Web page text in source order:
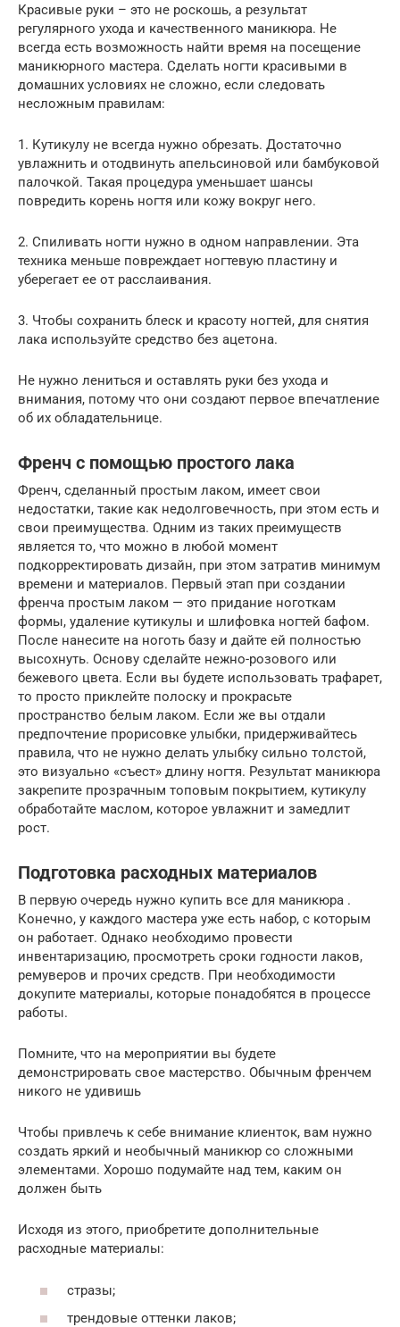
Красивые руки – это не роскошь, а результат
регулярного ухода и качественного маникюра. Не
всегда есть возможность найти время на посещение
маникюрного мастера. Сделать ногти красивыми в
домашних условиях не сложно, если следовать
несложным правилам:
1. Кутикулу не всегда нужно обрезать. Достаточно
увлажнить и отодвинуть апельсиновой или бамбуковой
палочкой. Такая процедура уменьшает шансы
повредить корень ногтя или кожу вокруг него.
2. Спиливать ногти нужно в одном направлении. Эта
техника меньше повреждает ногтевую пластину и
уберегает ее от расслаивания.
3. Чтобы сохранить блеск и красоту ногтей, для снятия
лака используйте средство без ацетона.
Не нужно лениться и оставлять руки без ухода и
внимания, потому что они создают первое впечатление
об их обладательнице.
Френч с помощью простого лака
Френч, сделанный простым лаком, имеет свои
недостатки, такие как недолговечность, при этом есть и
свои преимущества. Одним из таких преимуществ
является то, что можно в любой момент
подкорректировать дизайн, при этом затратив минимум
времени и материалов. Первый этап при создании
френча простым лаком — это придание ноготкам
формы, удаление кутикулы и шлифовка ногтей бафом.
После нанесите на ноготь базу и дайте ей полностью
высохнуть. Основу сделайте нежно-розового или
бежевого цвета. Если вы будете использовать трафарет,
то просто приклейте полоску и прокрасьте
пространство белым лаком. Если же вы отдали
предпочтение прорисовке улыбки, придерживайтесь
правила, что не нужно делать улыбку сильно толстой,
это визуально «съест» длину ногтя. Результат маникюра
закрепите прозрачным топовым покрытием, кутикулу
обработайте маслом, которое увлажнит и замедлит
рост.
Подготовка расходных материалов
В первую очередь нужно купить все для маникюра .
Конечно, у каждого мастера уже есть набор, с которым
он работает. Однако необходимо провести
инвентаризацию, просмотреть сроки годности лаков,
ремуверов и прочих средств. При необходимости
докупите материалы, которые понадобятся в процессе
работы.
Помните, что на мероприятии вы будете
демонстрировать свое мастерство. Обычным френчем
никого не удивишь
Чтобы привлечь к себе внимание клиенток, вам нужно
создать яркий и необычный маникюр со сложными
элементами. Хорошо подумайте над тем, каким он
должен быть
Исходя из этого, приобретите дополнительные
расходные материалы:
стразы;
трендовые оттенки лаков;